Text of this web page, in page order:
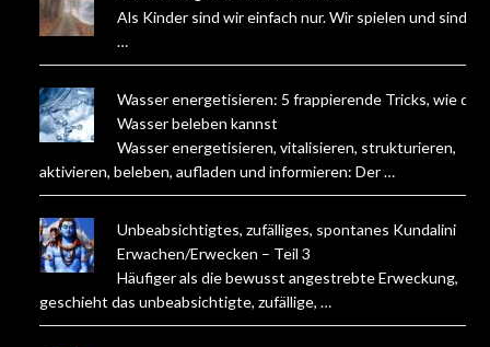
Als Kinder sind wir einfach nur. Wir spielen und sind.
…
Wasser energetisieren: 5 frappierende Tricks, wie du
Wasser beleben kannst
Wasser energetisieren, vitalisieren, strukturieren,
aktivieren, beleben, aufladen und informieren: Der …
Unbeabsichtigtes, zufälliges, spontanes Kundalini
Erwachen/Erwecken – Teil 3
Häufiger als die bewusst angestrebte Erweckung,
geschieht das unbeabsichtigte, zufällige, …